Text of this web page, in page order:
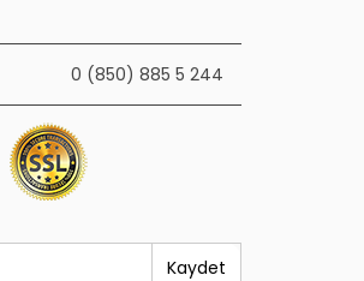
0 (850) 885 5 244
Kaydet